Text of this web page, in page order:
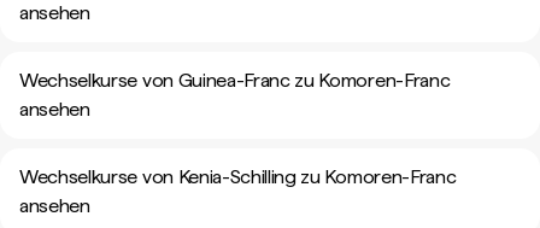
ansehen
Wechselkurse von Guinea-Franc zu Komoren-Franc
ansehen
Wechselkurse von Kenia-Schilling zu Komoren-Franc
ansehen